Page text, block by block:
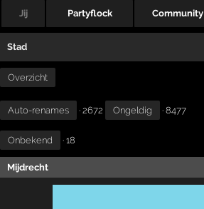
Jij Partyflock Community
Stad
Overzicht
Auto-renames · 2672 Ongeldig · 8477
Onbekend · 18
Mijdrecht